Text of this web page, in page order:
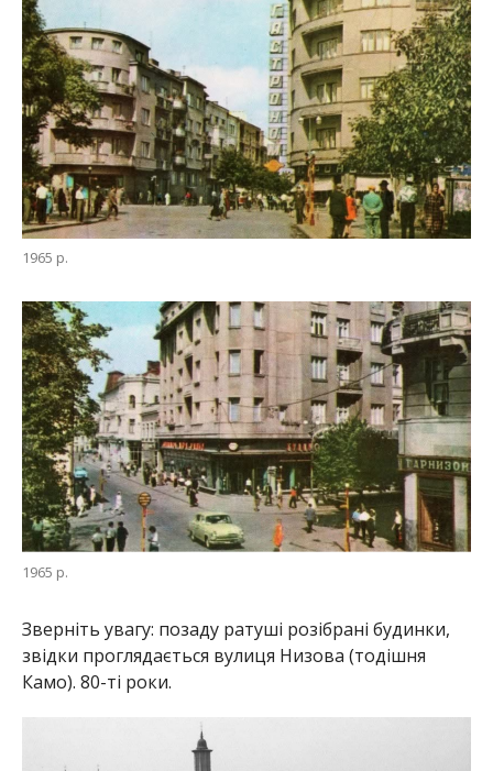
1965 р.
1965 р.
Зверніть увагу: позаду ратуші розібрані будинки,
звідки проглядається вулиця Низова (тодішня
Камо). 80-ті роки.